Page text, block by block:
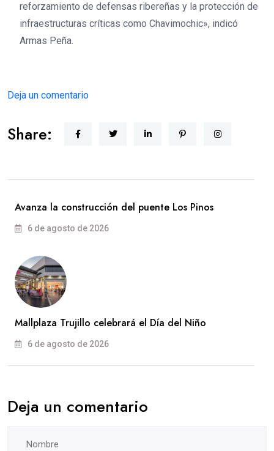
reforzamiento de defensas ribereñas y la protección de
infraestructuras críticas como Chavimochic», indicó
Armas Peña.
Deja un comentario
Share:
Avanza la construcción del puente Los Pinos
6 de agosto de 2026
Mallplaza Trujillo celebrará el Día del Niño
6 de agosto de 2026
Deja un comentario